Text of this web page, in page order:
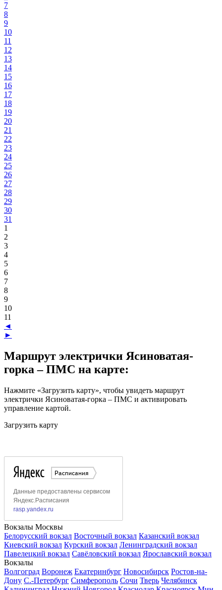
7
8
9
10
11
12
13
14
15
16
17
18
19
20
21
22
23
24
25
26
27
28
29
30
31
1
2
3
4
5
6
7
8
9
10
11
◄
►
Маршрут электрички Ясиноватая-
горка – ПМС на карте:
Нажмите «Загрузить карту», чтобы увидеть маршрут
электрички Ясиноватая-горка – ПМС и активировать
управление картой.
Загрузить карту
Вокзалы Москвы
Белорусский вокзал Восточный вокзал Казанский вокзал
Киевский вокзал Курский вокзал Ленинградский вокзал
Павелецкий вокзал Савёловский вокзал Ярославский вокзал
Вокзалы
Волгоград Воронеж Екатеринбург Новосибирск Ростов-на-
Дону С.-Петербург Симферополь Сочи Тверь Челябинск